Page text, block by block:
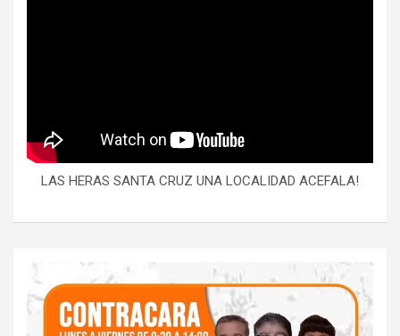
LAS HERAS SANTA CRUZ UNA LOCALIDAD ACEFALA!